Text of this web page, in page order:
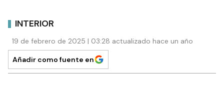
INTERIOR